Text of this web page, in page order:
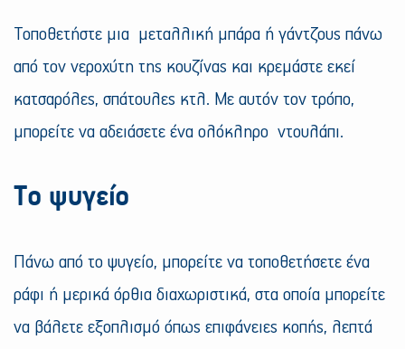
Τοποθετήστε μια μεταλλική μπάρα ή γάντζους πάνω
από τον νεροχύτη της κουζίνας και κρεμάστε εκεί
κατσαρόλες, σπάτουλες κτλ. Με αυτόν τον τρόπο,
μπορείτε να αδειάσετε ένα ολόκληρο ντουλάπι.
Το ψυγείο
Πάνω από το ψυγείο, μπορείτε να τοποθετήσετε ένα
ράφι ή μερικά όρθια διαχωριστικά, στα οποία μπορείτε
να βάλετε εξοπλισμό όπως επιφάνειες κοπής, λεπτά